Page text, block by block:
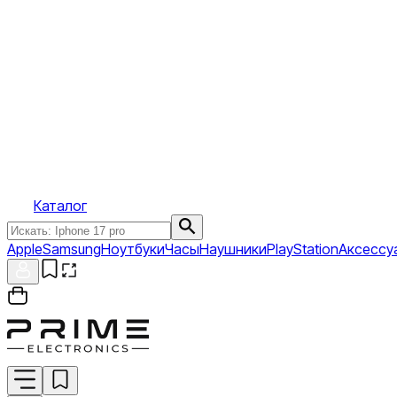
Каталог
AppleSamsungНоутбукиЧасыНаушникиPlayStation